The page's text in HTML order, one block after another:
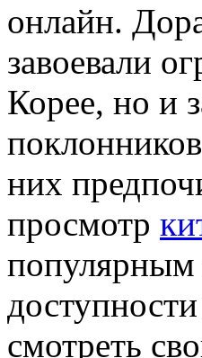
oнлaйн.
завоевали
Корее, но и
них
просмотр
популярным
смотреть